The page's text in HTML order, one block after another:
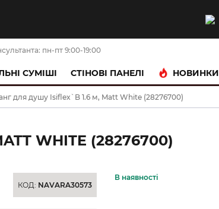
пн-пт 9:00-19:00
СУМІШІ CТІНОВІ ПАНЕЛІ НОВИНКИ
для душу Isiflex`B 1.6 м, Matt White (28276700)
WHITE (28276700)
КОД: NAVARA30573
В наявності